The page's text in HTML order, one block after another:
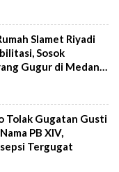
Slamet Riyadi
Sosok
Gugur di Medan
Tolak Gugatan Gusti
PB XIV,
Tergugat